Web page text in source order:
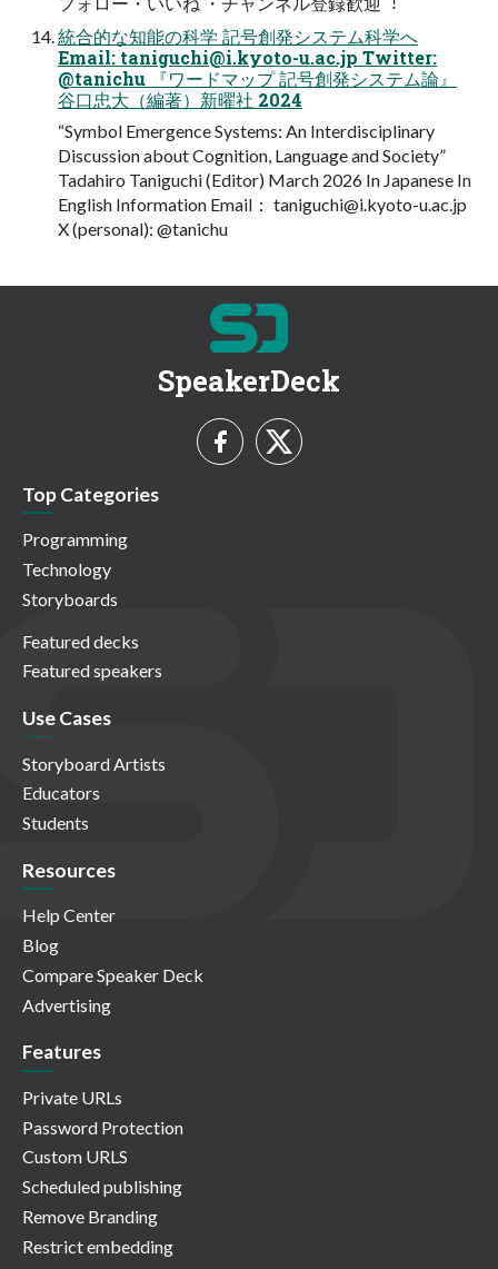
統合的な知能の科学 記号創発システム科学へ
Email: taniguchi@i.kyoto-u.ac.jp Twitter:
@tanichu 『ワードマップ 記号創発システム論』
谷口忠大（編著）新曜社 2024
“Symbol Emergence Systems: An Interdisciplinary
Discussion about Cognition, Language and Society”
Tadahiro Taniguchi (Editor) March 2026 In Japanese In
English Information Email： taniguchi@i.kyoto-u.ac.jp
X (personal): @tanichu
SpeakerDeck
Top Categories
Programming
Technology
Storyboards
Featured decks
Featured speakers
Use Cases
Storyboard Artists
Educators
Students
Resources
Help Center
Blog
Compare Speaker Deck
Advertising
Features
Private URLs
Password Protection
Custom URLS
Scheduled publishing
Remove Branding
Restrict embedding